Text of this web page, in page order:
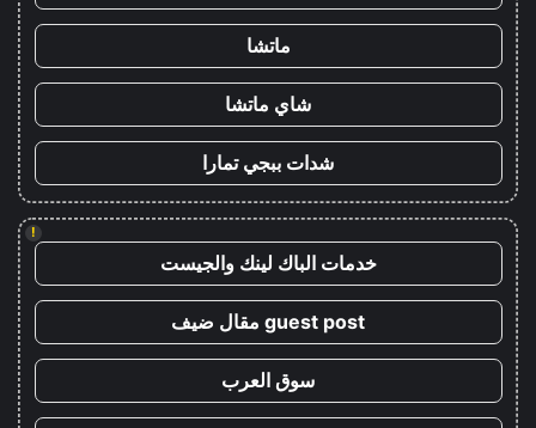
ماتشا
شاي ماتشا
شدات ببجي تمارا
!
خدمات الباك لينك والجيست
guest post مقال ضيف
سوق العرب